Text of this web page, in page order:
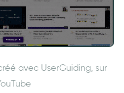
avec UserGuiding, sur